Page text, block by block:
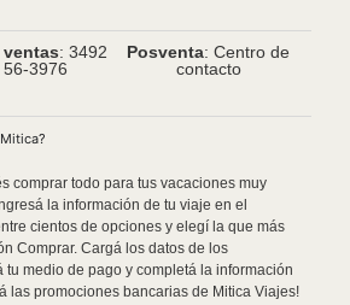
ventas: 3492
56-3976
Posventa: Centro de
contacto
comprar todo para tus vacaciones muy
la información de tu viaje en el
cientos de opciones y elegí la que más
Comprar. Cargá los datos de los
tu medio de pago y completá la información
las promociones bancarias de Mitica Viajes!